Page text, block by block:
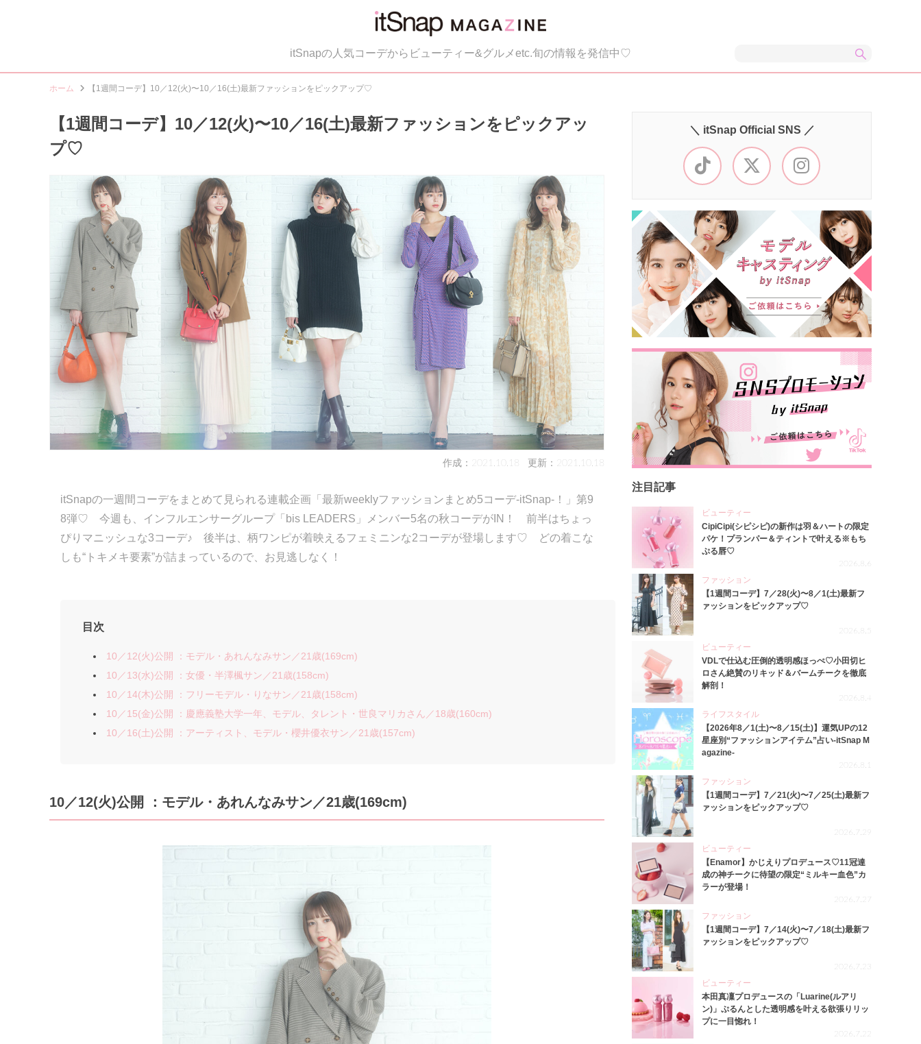
itSnapの人気コーデからビューティー&グルメetc.旬の情報を発信中♡
ホーム 【1週間コーデ】10／12(火)〜10／16(土)最新ファッションをピックアップ♡
【1週間コーデ】10／12(火)〜10／16(土)最新ファッションをピックアッ
プ♡
作成：2021.10.18 更新：2021.10.18
itSnapの一週間コーデをまとめて見られる連載企画「最新weeklyファッションまとめ5コーデ-itSnap-！」第9
8弾♡ 今週も、インフルエンサーグループ「bis LEADERS」メンバー5名の秋コーデがIN！ 前半はちょっ
ぴりマニッシュな3コーデ♪ 後半は、柄ワンピが着映えるフェミニンな2コーデが登場します♡ どの着こな
しも“トキメキ要素”が詰まっているので、お見逃しなく！
目次
10／12(火)公開 ：モデル・あれんなみサン／21歳(169cm)
10／13(水)公開 ：女優・半澤楓サン／21歳(158cm)
10／14(木)公開 ：フリーモデル・りなサン／21歳(158cm)
10／15(金)公開 ：慶應義塾大学一年、モデル、タレント・世良マリカさん／18歳(160cm)
10／16(土)公開 ：アーティスト、モデル・櫻井優衣サン／21歳(157cm)
10／12(火)公開 ：モデル・あれんなみサン／21歳(169cm)
＼ itSnap Official SNS ／
注目記事
ビューティー
CipiCipi(シピシピ)の新作は羽＆ハートの限定
パケ！プランパー＆ティントで叶える※もち
ぷる唇♡
2026.8.6
ファッション
【1週間コーデ】7／28(火)〜8／1(土)最新フ
ァッションをピックアップ♡
2026.8.5
ビューティー
VDLで仕込む圧倒的透明感ほっぺ♡小田切ヒ
ロさん絶賛のリキッド＆バームチークを徹底
解剖！
2026.8.4
ライフスタイル
【2026年8／1(土)〜8／15(土)】運気UPの12
星座別“ファッションアイテム”占い-itSnap M
agazine-
2026.8.1
ファッション
【1週間コーデ】7／21(火)〜7／25(土)最新フ
ァッションをピックアップ♡
2026.7.29
ビューティー
【Enamor】かじえりプロデュース♡11冠達
成の神チークに待望の限定“ミルキー血色”カ
ラーが登場！
2026.7.27
ファッション
【1週間コーデ】7／14(火)〜7／18(土)最新フ
ァッションをピックアップ♡
2026.7.23
ビューティー
本田真凜プロデュースの「Luarine(ルアリ
ン)」ぷるんとした透明感を叶える欲張りリッ
プに一目惚れ！
2026.7.22